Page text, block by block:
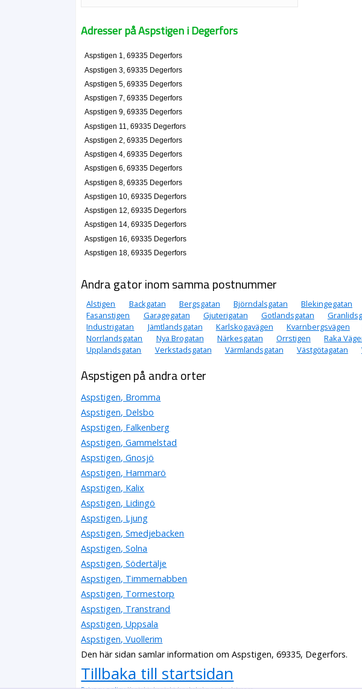
Adresser på Aspstigen i Degerfors
Aspstigen 1, 69335 Degerfors
Aspstigen 3, 69335 Degerfors
Aspstigen 5, 69335 Degerfors
Aspstigen 7, 69335 Degerfors
Aspstigen 9, 69335 Degerfors
Aspstigen 11, 69335 Degerfors
Aspstigen 2, 69335 Degerfors
Aspstigen 4, 69335 Degerfors
Aspstigen 6, 69335 Degerfors
Aspstigen 8, 69335 Degerfors
Aspstigen 10, 69335 Degerfors
Aspstigen 12, 69335 Degerfors
Aspstigen 14, 69335 Degerfors
Aspstigen 16, 69335 Degerfors
Aspstigen 18, 69335 Degerfors
Andra gator inom samma postnummer
Alstigen Backgatan Bergsgatan Björndalsgatan Blekingegatan
Fasanstigen
Garagegatan Gjuterigatan Gotlandsgatan
Industrigatan
Jämtlandsgatan Karlskogavägen Kvarnbergsvägen
Norrlandsgatan
Nya Brogatan Närkesgatan Orrstigen Raka
Upplandsgatan
Verkstadsgatan Värmlandsgatan Västgötagatan
Aspstigen på andra orter
Aspstigen, Bromma
Aspstigen, Delsbo
Aspstigen, Falkenberg
Aspstigen, Gammelstad
Aspstigen, Gnosjö
Aspstigen, Hammarö
Aspstigen, Kalix
Aspstigen, Lidingö
Aspstigen, Ljung
Aspstigen, Smedjebacken
Aspstigen, Solna
Aspstigen, Södertälje
Aspstigen, Timmernabben
Aspstigen, Tormestorp
Aspstigen, Transtrand
Aspstigen, Uppsala
Aspstigen, Vuollerim
Den här sidan samlar information om Aspstigen, 69335, Degerfors.
Tillbaka till startsidan